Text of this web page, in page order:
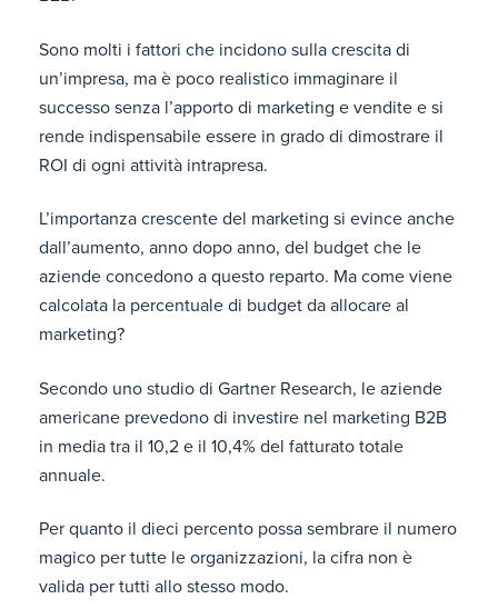
Sono molti i fattori che incidono sulla crescita di
un’impresa, ma è poco realistico immaginare il
successo senza l’apporto di marketing e vendite e si
rende indispensabile essere in grado di dimostrare il
ROI di ogni attività intrapresa.
L’importanza crescente del marketing si evince anche
dall’aumento, anno dopo anno, del budget che le
aziende concedono a questo reparto. Ma come viene
calcolata la percentuale di budget da allocare al
marketing?
Secondo uno studio di Gartner Research, le aziende
americane prevedono di investire nel marketing B2B
in media tra il 10,2 e il 10,4% del fatturato totale
annuale.
Per quanto il dieci percento possa sembrare il numero
magico per tutte le organizzazioni, la cifra non è
valida per tutti allo stesso modo.